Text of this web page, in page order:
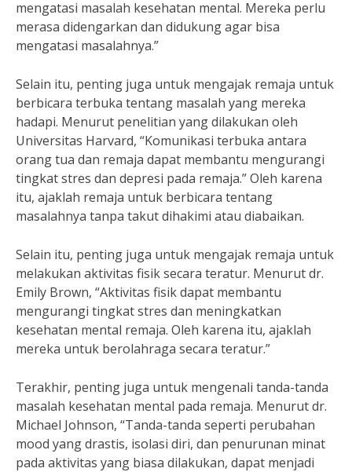
mengatasi masalah kesehatan mental. Mereka perlu
merasa didengarkan dan didukung agar bisa
mengatasi masalahnya.”
Selain itu, penting juga untuk mengajak remaja untuk
berbicara terbuka tentang masalah yang mereka
hadapi. Menurut penelitian yang dilakukan oleh
Universitas Harvard, “Komunikasi terbuka antara
orang tua dan remaja dapat membantu mengurangi
tingkat stres dan depresi pada remaja.” Oleh karena
itu, ajaklah remaja untuk berbicara tentang
masalahnya tanpa takut dihakimi atau diabaikan.
Selain itu, penting juga untuk mengajak remaja untuk
melakukan aktivitas fisik secara teratur. Menurut dr.
Emily Brown, “Aktivitas fisik dapat membantu
mengurangi tingkat stres dan meningkatkan
kesehatan mental remaja. Oleh karena itu, ajaklah
mereka untuk berolahraga secara teratur.”
Terakhir, penting juga untuk mengenali tanda-tanda
masalah kesehatan mental pada remaja. Menurut dr.
Michael Johnson, “Tanda-tanda seperti perubahan
mood yang drastis, isolasi diri, dan penurunan minat
pada aktivitas yang biasa dilakukan, dapat menjadi